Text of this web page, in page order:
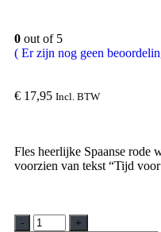
0 out of 5
( Er zijn nog geen
€ 17,95 Incl. BTW
Fles heerlijke Spaanse rode
voorzien van tekst “Tijd
-
+